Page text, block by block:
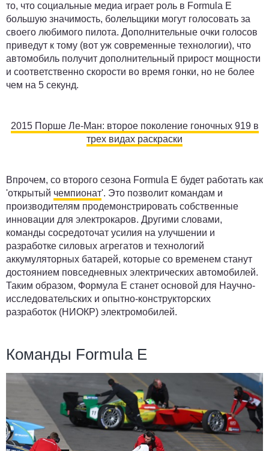
то, что социальные медиа играет роль в Formula E
большую значимость, болельщики могут голосовать за
своего любимого пилота. Дополнительные очки голосов
приведут к тому (вот уж современные технологии), что
автомобиль получит дополнительный прирост мощности
и соответственно скорости во время гонки, но не более
чем на 5 секунд.
2015 Порше Ле-Ман: второе поколение гоночных 919 в
трех видах раскраски
Впрочем, со второго сезона Formula E будет работать как
'открытый чемпионат'. Это позволит командам и
производителям продемонстрировать собственные
инновации для электрокаров. Другими словами,
команды сосредоточат усилия на улучшении и
разработке силовых агрегатов и технологий
аккумуляторных батарей, которые со временем станут
достоянием повседневных электрических автомобилей.
Таким образом, Формула Е станет основой для Научно-
исследовательских и опытно-конструкторских
разработок (НИОКР) электромобилей.
Команды Formula E